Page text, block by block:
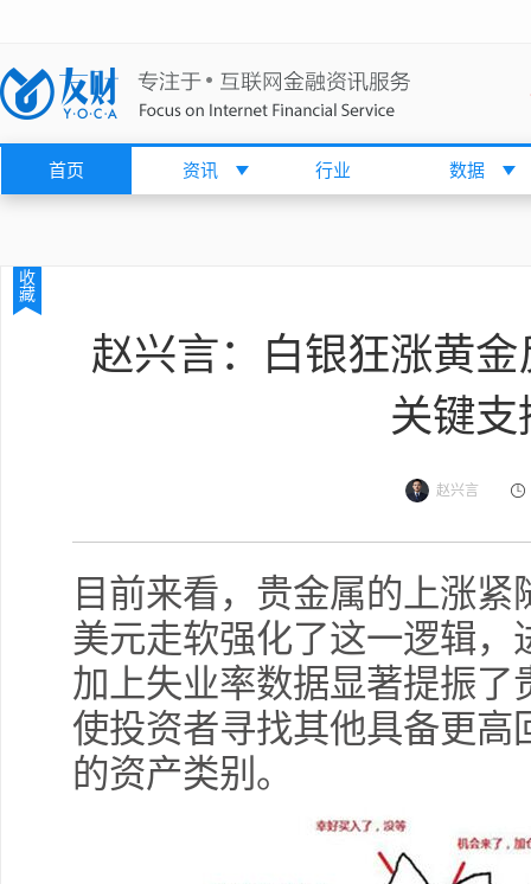
首页 资讯 行业 数据
收
藏
赵兴言：白银狂涨黄
关键支
赵兴言
目前来看，贵金属的上涨
美元走软强化了这一逻辑
加上失业率数据显著提振
使投资者寻找其他具备更
的资产类别。